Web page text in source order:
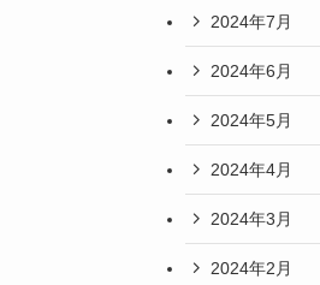
2024年7月
2024年6月
2024年5月
2024年4月
2024年3月
2024年2月